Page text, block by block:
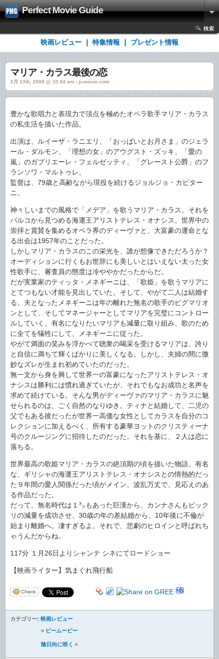
Perfect Movie Guide
検索
映画レビュー 特集情報 プレゼント情報
マリア・カラス最後の恋
2月 13th, 2008 @ 10:34 am › p-movie.com
豊かな歌唱力と表現力で頂点を極めたオペラ歌手マリア・カラス
の私生活を描いた作品。
出演は、ルイーザ・ラニエリ、「おっぱいとお月さま」のジェラ
ール・ダルモン、「理想の女」のアウグスト・ズッキ、「愛の
嵐」のガブリエーレ・フェルゼッティ、「グレースト公爵」のフ
ランソワ・マルトゥレ。
監督は、79歳と高齢ながら現役を続けるジョルジョ・カピター
ニ。
神々しいまでの風格で「メデア」を歌うマリア・カラス。それを
パルコから見つめる海運王アリストテレス・オナシス。世界中の
崇拝と賞賛を集めるオペラ界のディーヴァと、大富豪の運命とな
る出会は1957年のことだった。
しかしマリア・カラスのこの栄光を、誰が想像できただろうか？
オーディションに行くもお世辞にも美しいとはいえない太った女
性歌手に、審査員の態度は冷ややかだったからだ。
だが実業家のティッタ・メネギーニは、「歌姫」を歌うマリアに
とてつもない才能を見出していた。そして、やがて二人は結婚す
る。夫となったメネギーニは年の離れた無名の歌手のピグマリオ
ンとして、そしてマネージャーとしてマリアを完璧にコントロー
ルしていく。有名になりたいマリアも減量に取り組み、歌のため
に全てを犠牲にして、メネギーニに従った。
やがて満面の笑みを浮かべて聴衆の喝采を受けるマリアは、誇り
と自信に満ちて輝くばかりに美しくなる。しかし、夫婦の間に微
妙なズレが生まれ初めていたのだった。
無一文から身を興して世界一の富豪になったアリストテレス・オ
ナシスは勝利には慣れ過ぎていたが、それでもなお成功と名声を
求めて続けている。そんな男がディーヴァのマリア・カラスに魅
せられるのは、ごく自然のなりゆき。ティナと結婚して、二児の
父でもある彼だったが世界一高価な女性としてカラスを自分のコ
レクションに加えるべく、所有する豪華ヨットのクリスティーナ
号のクルージングに招待したのだった。それを基に、２人は恋に
落ちる。
世界最高の歌姫マリア・カラスの絶頂期の頃を描いた物語。有名
な、ギリシャの海運王アリストテレス・オナシスとの情熱的だっ
た９年間の愛人関係だった頃がメイン。波乱万丈で、見応えのあ
る作品だった。
だって、無名時代は１㌧もあった巨漢から、カンナさんもビック
リの減量を成功させ、30歳の年の差結婚から、10年後に不倫が
始まり離婚へ。凄すぎるよ。それで、悲劇のヒロインと呼ばれち
ゃうんだからね。
117分 １月26日よりシャンテ シネにてロードショー
【映画ライター】気まぐれ飛行船
カテゴリー: 映画レビュー
« ビームービー
陰日向に咲く »